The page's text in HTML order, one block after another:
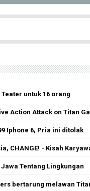
untuk 16 orang
Action Attack on Titan
Iphone 6, Pria ini ditolak
CHANGE! - Kisah
Tentang Lingkungan
bertarung melawan